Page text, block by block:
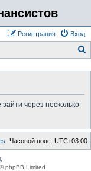
Вход
Регистрация
через несколько
Часовой пояс: UTC+03:00
phpBB Limited